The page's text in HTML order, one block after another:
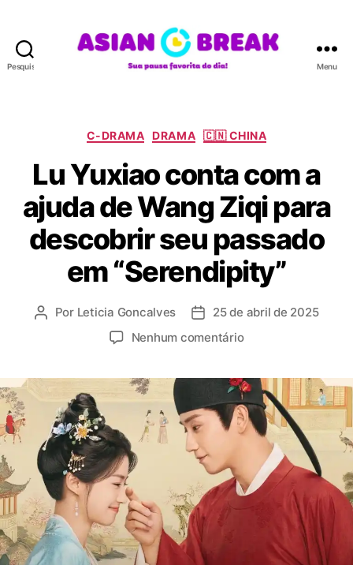
Pesquisar
A
B
R
E
A
K
Menu
C
t
e
g
o
r
i
a
C-DRAMA DRAMA 🇨🇳 CHINA
Lu Yuxiao conta com a
ajuda de Wang Ziqi para
descobrir seu passado
em “Serendipity”
A
r
o
s
t
Por Leticia Goncalves
D
d
p
u
b
i
c
a
ç
ã
25 de abril de 2025
Nenhum comentárioe
u
Y
u
a
o